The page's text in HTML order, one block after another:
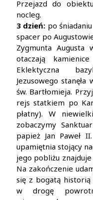
Przejazd do
nocleg.
3 dzień: po
spacer po
Zygmunta
otaczają
Eklektyczna
Jezusowego
św. Bartłomieja.
rejs statkiem po
płatny). W
zobaczymy
papież Jan Paweł
upamiętnia stojący
jego pobliżu
Na zakończenie
się z bogatą historią
w drogę